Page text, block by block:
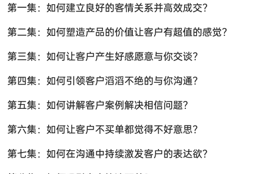
第一集：如何建立良好的客情关系并高效成交?
第二集：如何塑造产品的价值让客户有超值的感觉?
第三集：如何让客户产生好感愿意与你交谈?
第四集：如何引领客户滔滔不绝的与你沟通？
第五集：如何讲解客户案例解决相信问题？
第六集：如何让客户不买单都觉得不好意思？
第七集：如何在沟通中持续激发客户的表达欲？